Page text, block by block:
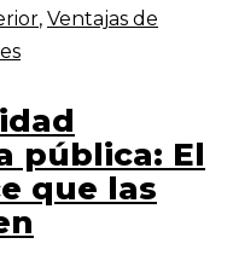
, Ventajas de
pública: El
que las